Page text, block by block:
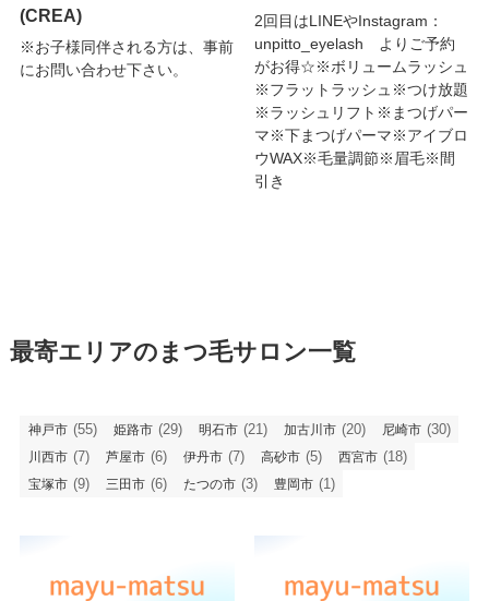
(CREA)
※お子様同伴される方は、事前
にお問い合わせ下さい。
2回目はLINEやInstagram：
unpitto_eyelash よりご予約
がお得☆※ボリュームラッシュ
※フラットラッシュ※つけ放題
※ラッシュリフト※まつげパー
マ※下まつげパーマ※アイブロ
ウWAX※毛量調節※眉毛※間
引き
最寄エリアのまつ毛サロン一覧
神戸市 (55) 姫路市 (29) 明石市 (21) 加古川市 (20) 尼崎市 (30)
川西市 (7) 芦屋市 (6) 伊丹市 (7) 高砂市 (5) 西宮市 (18)
宝塚市 (9) 三田市 (6) たつの市 (3) 豊岡市 (1)